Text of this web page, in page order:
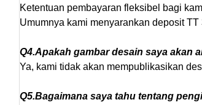
Ketentuan pembayaran fleksibel bagi
Umumnya kami menyarankan deposit
Q4.Apakah gambar desain saya akan
Ya, kami tidak akan mempublikasikan
Q5.Bagaimana saya tahu tentang